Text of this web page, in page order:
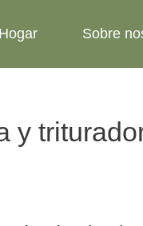
Hogar Sobre
y